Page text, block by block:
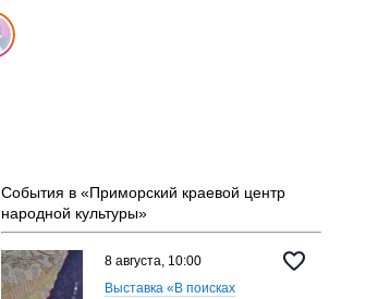
События в «Приморский краевой центр
народной культуры»
8 августа, 10:00
Выставка «В поисках